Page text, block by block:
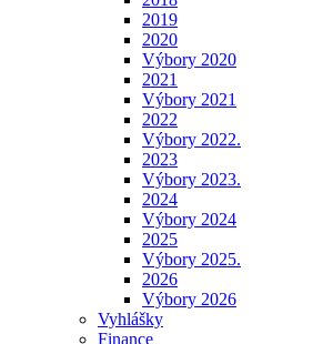
2019
2020
Výbory 2020
2021
Výbory 2021
2022
Výbory 2022.
2023
Výbory 2023.
2024
Výbory 2024
2025
Výbory 2025.
2026
Výbory 2026
Vyhlášky
Finance